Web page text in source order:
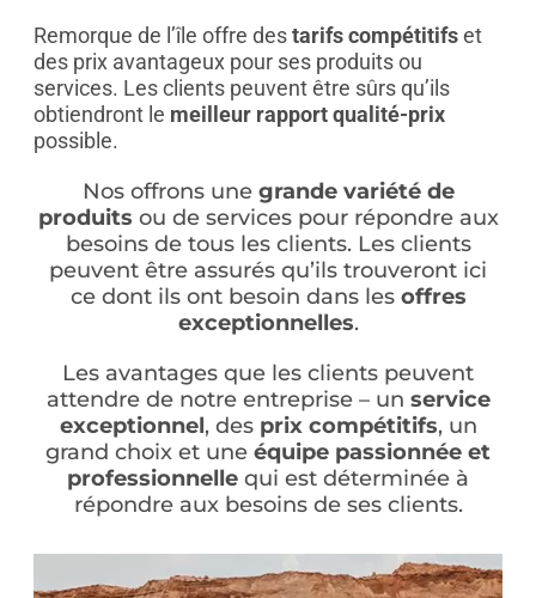
Remorque de l’île offre destarifs compétitifset
des prix avantageux pour ses produits ou
services. Les clients peuvent être sûrs qu’ils
obtiendront le meilleur rapport qualité-prix
possible.
Nos offrons une grande variété de
produits ou de services pour répondre aux
besoins de tous les clients. Les clients
peuvent être assurés qu’ils trouveront ici
ce dont ils ont besoin dans les offres
exceptionnelles.
Les avantages que les clients peuvent
attendre de notre entreprise – un service
exceptionnel, des prix compétitifs, un
grand choix et une équipe passionnée et
professionnelle qui est déterminée à
répondre aux besoins de ses clients.